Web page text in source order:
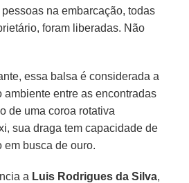
na embarcação, todas
foram liberadas. Não
essa balsa é considerada a
ambiente entre as encontradas
de uma coroa rotativa
sua draga tem capacidade de
em busca de ouro.
a Luis Rodrigues da Silva,